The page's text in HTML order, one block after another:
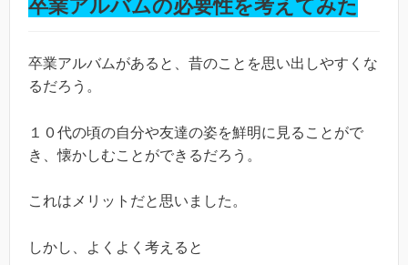
卒業アルバムの必要性を考えてみた
卒業アルバムがあると、昔のことを思い出しやすくな
るだろう。
１０代の頃の自分や友達の姿を鮮明に見ることがで
き、懐かしむことができるだろう。
これはメリットだと思いました。
しかし、よくよく考えると